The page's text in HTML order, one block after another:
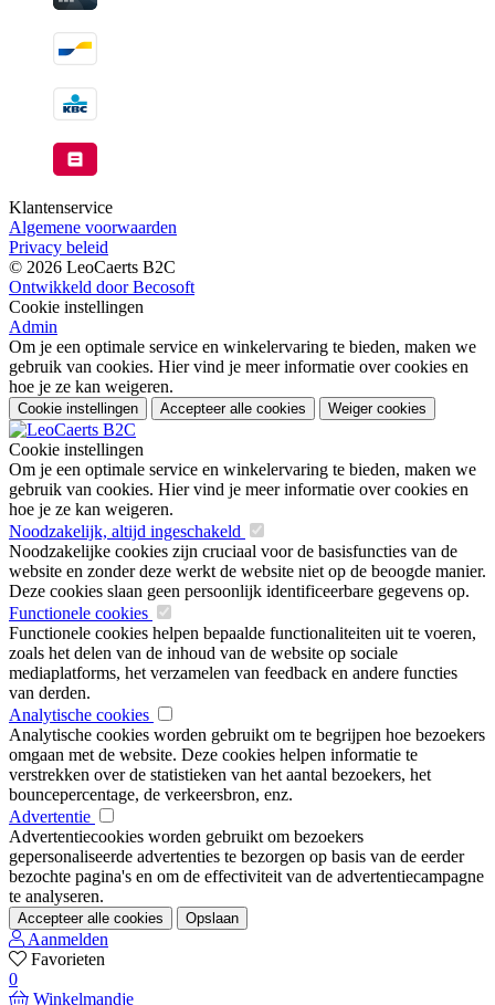
Klantenservice
Algemene voorwaarden
Privacy beleid
© 2026 LeoCaerts B2C
Ontwikkeld door Becosoft
Cookie instellingen
Admin
Om je een optimale service en winkelervaring te bieden, maken we
gebruik van cookies. Hier vind je meer informatie over cookies en
hoe je ze kan weigeren.
Cookie instellingen Accepteer alle cookies Weiger cookies
Cookie instellingen
Om je een optimale service en winkelervaring te bieden, maken we
gebruik van cookies. Hier vind je meer informatie over cookies en
hoe je ze kan weigeren.
Noodzakelijk, altijd ingeschakeld
Noodzakelijke cookies zijn cruciaal voor de basisfuncties van de
website en zonder deze werkt de website niet op de beoogde manier.
Deze cookies slaan geen persoonlijk identificeerbare gegevens op.
Functionele cookies
Functionele cookies helpen bepaalde functionaliteiten uit te voeren,
zoals het delen van de inhoud van de website op sociale
mediaplatforms, het verzamelen van feedback en andere functies
van derden.
Analytische cookies
Analytische cookies worden gebruikt om te begrijpen hoe bezoekers
omgaan met de website. Deze cookies helpen informatie te
verstrekken over de statistieken van het aantal bezoekers, het
bouncepercentage, de verkeersbron, enz.
Advertentie
Advertentiecookies worden gebruikt om bezoekers
gepersonaliseerde advertenties te bezorgen op basis van de eerder
bezochte pagina's en om de effectiviteit van de advertentiecampagne
te analyseren.
Accepteer alle cookies Opslaan
Aanmelden
Favorieten
0
Winkelmandje